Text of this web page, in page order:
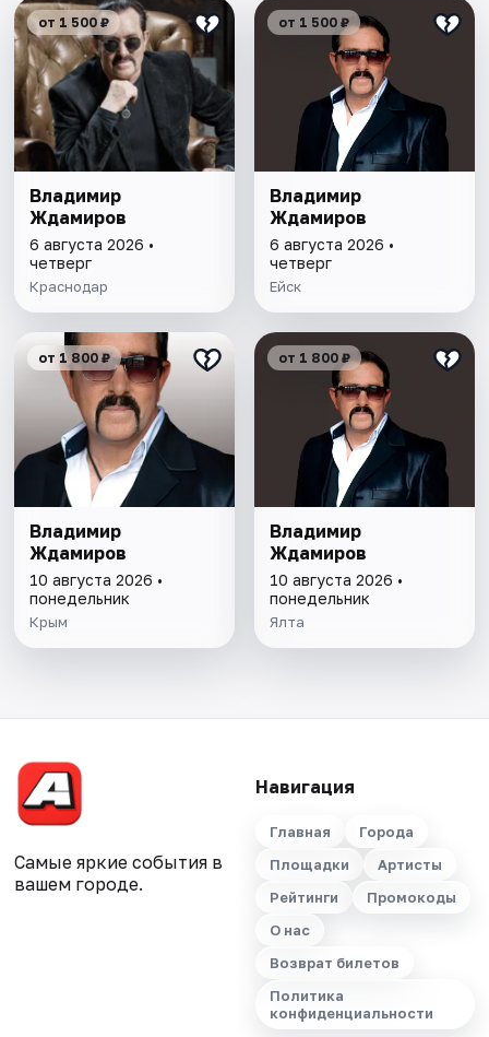
от 1 500 ₽
Владимир
Ждамиров
6 августа 2026 •
четверг
Краснодар
от 1 500 ₽
Владимир
Ждамиров
6 августа 2026 •
четверг
Ейск
от 1 800 ₽
Владимир
Ждамиров
10 августа 2026 •
понедельник
Крым
от 1 800 ₽
Владимир
Ждамиров
10 августа 2026 •
понедельник
Ялта
Самые яркие события в
вашем городе.
Навигация
Главная
Города
Площадки
Артисты
Рейтинги
Промокоды
О нас
Возврат билетов
Политика
конфиденциальности